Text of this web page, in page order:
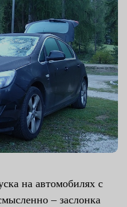
на автомобилях с
– заслонка